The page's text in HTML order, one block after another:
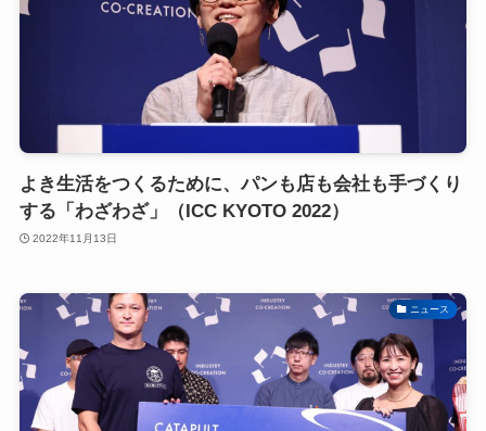
よき生活をつくるために、パンも店も会社も手づくり
する「わざわざ」（ICC KYOTO 2022）
2022年11月13日
ニュース